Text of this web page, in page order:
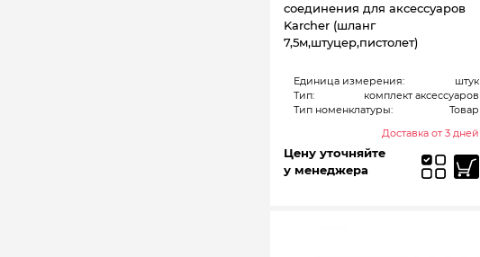
соединения для аксессуаров
Karcher (шланг
7,5м,штуцер,пистолет)
Единица измерения:
штук
Тип:
комплект аксессуаров
Тип номенклатуры:
Товар
Доставка от 3 дней
Цену уточняйте
у менеджера